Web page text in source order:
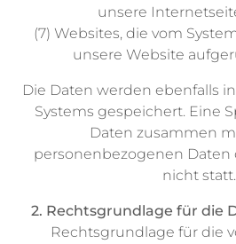
unsere
(7) Websites, die vom
unsere Website
Die Daten werden ebenfalls
Systems gespeichert. Eine
Daten zusammen
personenbezogenen Daten
nicht statt.
2. Rechtsgrundlage für die
Rechtsgrundlage für die